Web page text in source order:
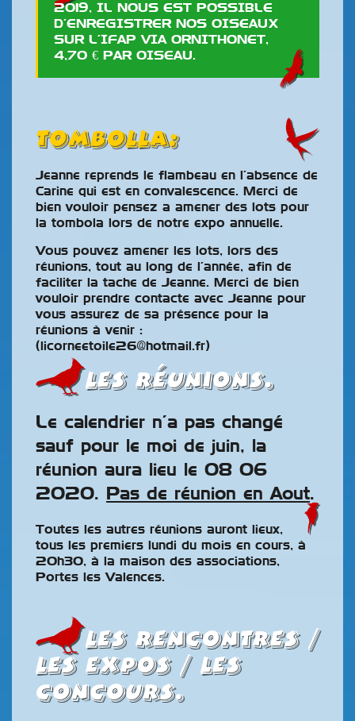
2019, IL NOUS EST POSSIBLE
D’ENREGISTRER NOS OISEAUX
SUR L’IFAP VIA ORNITHONET,
4,70 € PAR OISEAU.
Tombolla:
Jeanne reprends le flambeau en l’absence de
Carine qui est en convalescence. Merci de
bien vouloir pensez a amener des lots pour
la tombola lors de notre expo annuelle.
Vous pouvez amener les lots, lors des
réunions, tout au long de l’année, afin de
faciliter la tache de Jeanne. Merci de bien
vouloir prendre contacte avec Jeanne pour
vous assurez de sa présence pour la
réunions à venir :
(licorneetoile26@hotmail.fr)
Les Réunions.
Le calendrier n’a pas changé
sauf pour le moi de juin, la
réunion aura lieu le 08 06
2020.
Pas de réunion en Aout.
Toutes les autres réunions auront lieux,
tous les premiers lundi du mois en cours, à
20h30, à la maison des associations,
Portes les Valences.
Les rencontres /
les expos / les
concours.